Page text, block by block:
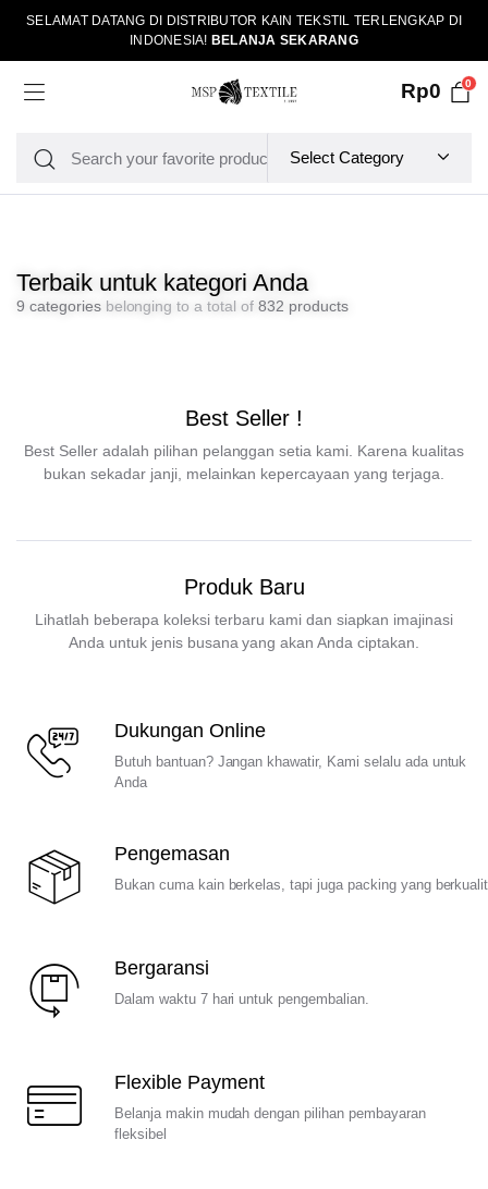
SELAMAT DATANG DI DISTRIBUTOR KAIN TEKSTIL TERLENGKAP DI
INDONESIA! BELANJA SEKARANG
Rp0 0
Terbaik untuk kategori Anda
9 categoriesbelonging to a total of 832 products
Best Seller !
Best Seller adalah pilihan pelanggan setia kami. Karena kualitas
bukan sekadar janji, melainkan kepercayaan yang terjaga.
Produk Baru
Lihatlah beberapa koleksi terbaru kami dan siapkan imajinasi
Anda untuk jenis busana yang akan Anda ciptakan.
Dukungan Online
Butuh bantuan? Jangan khawatir, Kami selalu ada untuk
Anda
Pengemasan
Bukan cuma kain berkelas, tapi juga packing yang
Bergaransi
Dalam waktu 7 hari untuk pengembalian.
Flexible Payment
Belanja makin mudah dengan pilihan pembayaran
fleksibel